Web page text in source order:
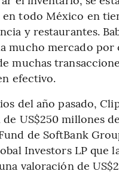
en todo México en
y restaurantes.
mucho mercado
muchas
efectivo.
del año pasado,
US$250 millones
de SoftBank
Investors LP que
valoración de